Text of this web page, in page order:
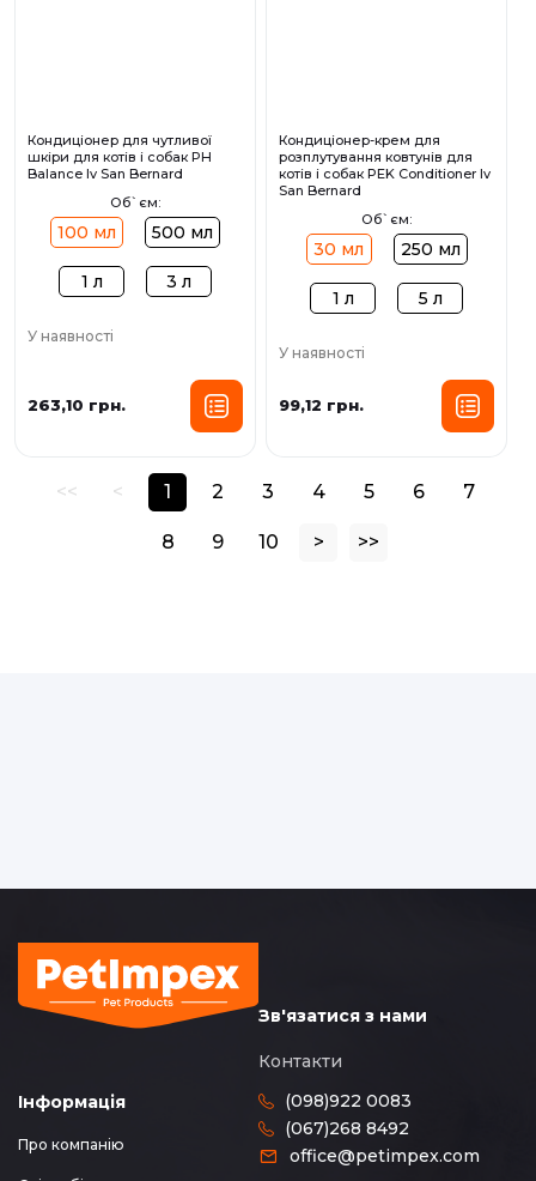
Кондиціонер для чутливої
шкіри для котів і собак PH
Balance Iv San Bernard
Об`єм:
100 мл 500 мл
1 л 3 л
У наявності
263,10 грн.
Кондиціонер-крем для
розплутування ковтунів для
котів і собак PEK Conditioner Iv
San Bernard
Об`єм:
30 мл 250 мл
1 л 5 л
У наявності
99,12 грн.
<< < 1 2 3 4 5 6 7
8 9 10 > >>
Інформація
Про компанію
Зв'язатися з нами
Контакти
(098)922 0083
(067)268 8492
office@petimpex.com